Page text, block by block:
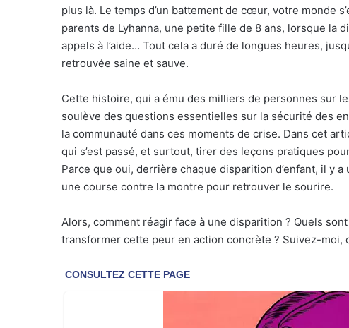
plus là. Le temps d’un battement de cœur, votre monde
parents de Lyhanna, une petite fille de 8 ans, lorsque la
appels à l’aide… Tout cela a duré de longues heures,
retrouvée saine et sauve.
Cette histoire, qui a ému des milliers de personnes sur
soulève des questions essentielles sur la sécurité des
la communauté dans ces moments de crise. Dans cet
qui s’est passé, et surtout, tirer des leçons pratiques
Parce que oui, derrière chaque disparition d’enfant, il y
une course contre la montre pour retrouver le sourire.
Alors, comment réagir face à une disparition ? Quels
transformer cette peur en action concrète ? Suivez-moi,